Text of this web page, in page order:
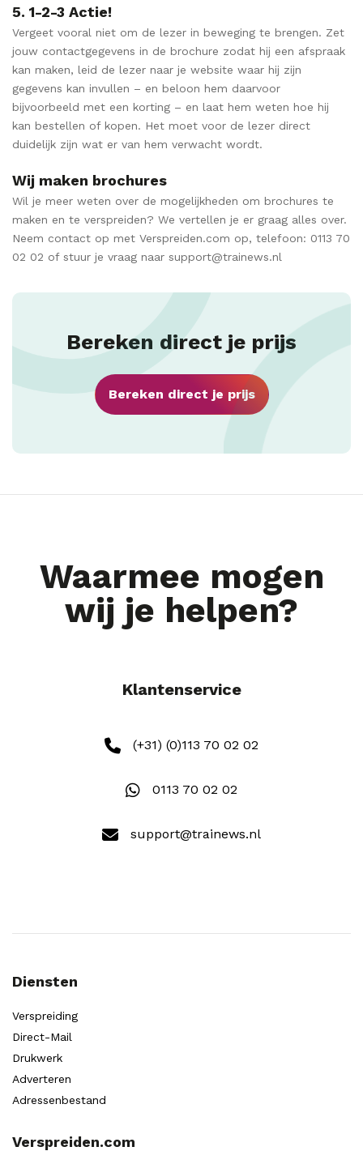
5. 1-2-3 Actie!
Vergeet vooral niet om de lezer in beweging te brengen. Zet
jouw contactgegevens in de brochure zodat hij een afspraak
kan maken, leid de lezer naar je website waar hij zijn
gegevens kan invullen – en beloon hem daarvoor
bijvoorbeeld met een korting – en laat hem weten hoe hij
kan bestellen of kopen. Het moet voor de lezer direct
duidelijk zijn wat er van hem verwacht wordt.
Wij maken brochures
Wil je meer weten over de mogelijkheden om brochures te
maken en te verspreiden? We vertellen je er graag alles over.
Neem contact op met Verspreiden.com op, telefoon: 0113 70
02 02 of stuur je vraag naar support@trainews.nl
Bereken direct je prijs
Bereken direct je prijs
Waarmee mogen
wij je helpen?
Klantenservice
(+31) (0)113 70 02 02
0113 70 02 02
support@trainews.nl
Diensten
Verspreiding
Direct-Mail
Drukwerk
Adverteren
Adressenbestand
Verspreiden.com